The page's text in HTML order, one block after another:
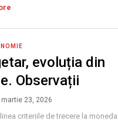
evoluția din
Observații
martie 23, 2026
criteriile de trecere la moneda